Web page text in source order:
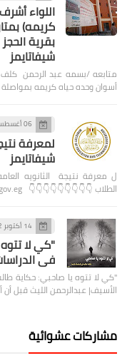
اللواء
كريمه)
بقرية
شيفاتايمز
متابعه /بسمه عبد الرحمن
أسوان وحده حياه كريمه بمواصلة
06 أغسطس 2022
شيفاتايمز
الطلاب 👇👇👇👇👇👇👇👇👇 https://g12.emis.gov.eg/ وال…
14 أكتوبر 2022
"كي لا
في
"كي لا تتوه يا صاحبي: حكاية
الأسيف| عبدالرحمن الليث قبل أن
مشاركات عشوائية